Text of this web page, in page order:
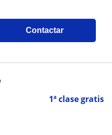
Contactar
1ª clase gratis